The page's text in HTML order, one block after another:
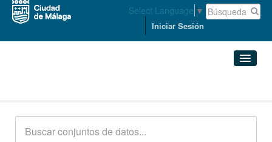
Select Language ▼
Iniciar Sesión